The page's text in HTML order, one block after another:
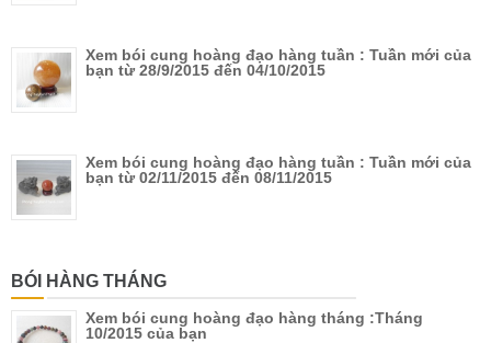
Xem bói cung hoàng đạo hàng tuần : Tuần mới của
bạn từ 28/9/2015 đến 04/10/2015
Xem bói cung hoàng đạo hàng tuần : Tuần mới của
bạn từ 02/11/2015 đến 08/11/2015
BÓI HÀNG THÁNG
Xem bói cung hoàng đạo hàng tháng :Tháng
10/2015 của bạn